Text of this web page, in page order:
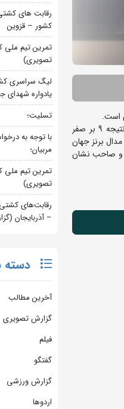
است.
به گزارش روابط عمومی فدراسیون کشتی، در وزن 92 کیلوگرم محمدمبین عظیمی پس از استراحت در دور نخست، در دور دوم با نتیجه 9 بر صفر
صفر عظمت دولتبیکوف دارنده مدال برنز جهان
بحرین را شکست داد و صاحب نشان
رقابت های
کشور – قزوین
تمرین تیم ملی
تصویری)
لیگ سراسری
یادواره شهدای
تسلیت؛
با توجه به
مربیان؛
تمرین تیم ملی
تصویری)
رقابت‌های کشتی
– آذربایجان
دسته
آخرین مطالب
گزارش تصویری
فیلم
گفتگو
گزارش ورزشی
اردوها